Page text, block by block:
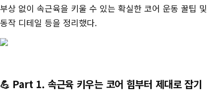
부상 없이 속근육을 키울 수 있는 확실한 코어 운동 꿀팁 및
동작 디테일 등을 정리했다.
💪 Part 1. 속근육 키우는 코어 힘부터 제대로 잡기